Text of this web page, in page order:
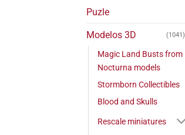
Puzle
Modelos 3D (1041)
Magic Land Busts from
Nocturna models
Stormborn Collectibles
Blood and Skulls
Rescale miniatures